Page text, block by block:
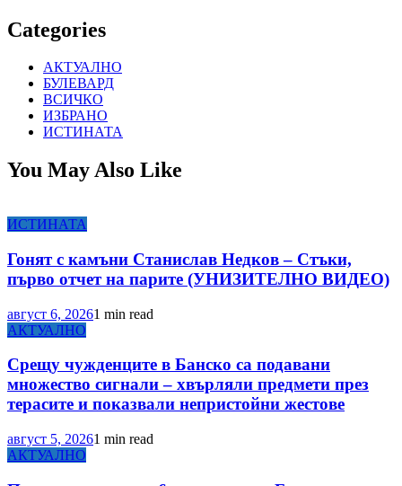
Categories
АКТУАЛНО
БУЛЕВАРД
ВСИЧКО
ИЗБРАНО
ИСТИНАТА
You May Also Like
ИСТИНАТА
Гонят с камъни Станислав Недков – Стъки,
първо отчет на парите (УНИЗИТЕЛНО ВИДЕО)
август 6, 20261 min read
АКТУАЛНО
Срещу чужденците в Банско са подавани
множество сигнали – хвърляли предмети през
терасите и показвали непристойни жестове
август 5, 20261 min read
АКТУАЛНО